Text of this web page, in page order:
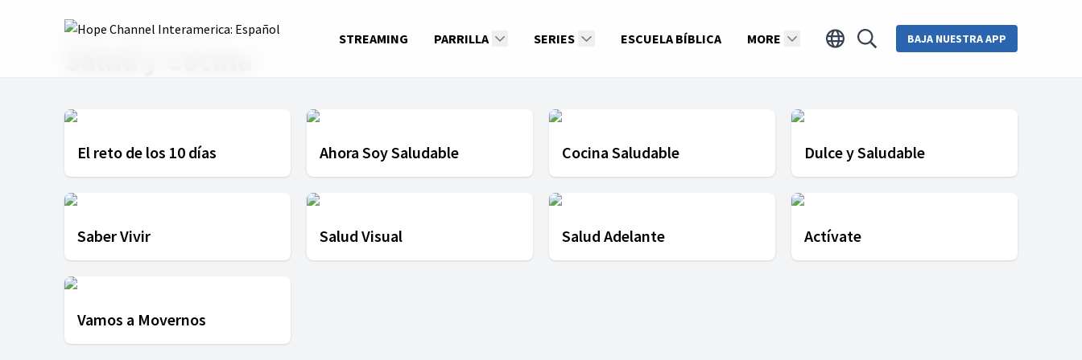
STREAMING PARRILLA SERIES ESCUELA BÍBLICA MORE BAJA NUESTRA APP
Home Salud y Cocina
El reto de los 10 días Ahora Soy Saludable Cocina Saludable Dulce y Saludable
Saber Vivir Salud Visual Salud Adelante Actívate
Vamos a Movernos